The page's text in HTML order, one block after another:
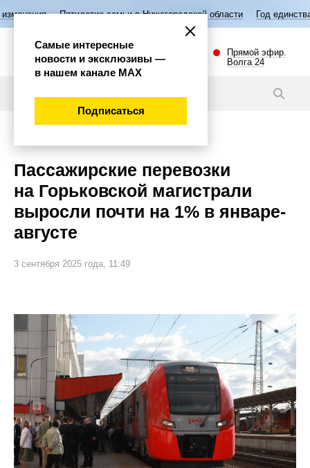
семьи в Нижегородской области Год единства народов
Прямой эфир.
Волга 24
Пассажирские перевозки
на Горьковской магистрали
выросли почти на 1% в январе-
августе
3 сентября 2025 года, 11:49
Самые интересные
новости и эксклюзивы —
в нашем канале МАХ
Подписаться